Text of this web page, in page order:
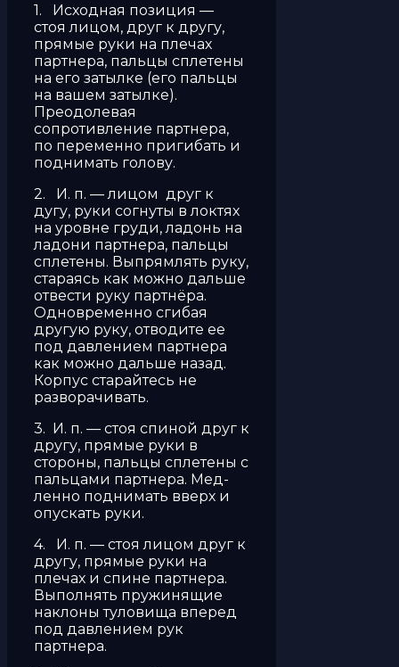
1. Исходная позиция —
стоя лицом, друг к другу,
прямые руки на плечах
партнера, пальцы сплетены
на его затылке (его пальцы
на вашем затылке).
Преодолевая
сопротивление партнера,
по переменно пригибать и
поднимать голову.
2. И. п. — лицом друг к
дугу, руки согнуты в локтях
на уровне груди, ладонь на
ладони партнера, паль­цы
сплетены. Выпрямлять руку,
стараясь как можно дальше
отвести руку партнёра.
Одновременно сгибая
другую руку, отводите ее
под давлением партнера
как можно дальше назад.
Корпус старайтесь не
разворачивать.
3. И. п. — стоя спиной друг к
другу, прямые руки в
стороны, пальцы сплетены с
пальцами партнера. Мед­
ленно поднимать вверх и
опускать руки.
4. И. п. — стоя лицом друг к
другу, прямые руки на
плечах и спине партнера.
Выполнять пружиня­щие
наклоны туловища вперед
под давлением рук
партнера.